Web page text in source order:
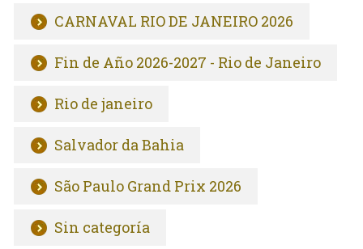
CARNAVAL RIO DE JANEIRO 2026
Fin de Año 2026-2027 - Rio de Janeiro
Rio de janeiro
Salvador da Bahia
São Paulo Grand Prix 2026
Sin categoría